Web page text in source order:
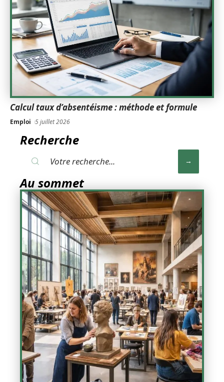
Calcul taux d’absentéisme : méthode et formule
Emploi 5 juillet 2026
Recherche
Au sommet